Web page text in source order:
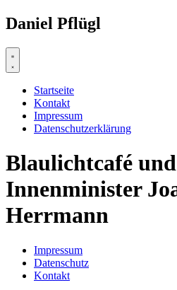
Zum
Inhalt
springen
Daniel Pflügl
Startseite
Kontakt
Impressum
Datenschutzerklärung
Blaulichtcafé
Innenminister
Herrmann
Impressum
Datenschutz
Kontakt